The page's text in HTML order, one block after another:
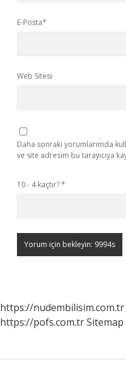
E-Posta*
Web Sitesi
Daha sonraki yorumlarımda
ve site adresim bu tarayıcıya
10 - 4 kaçtır?*
https://nudembilisim.com.tr
https://pofs.com.trSitemap